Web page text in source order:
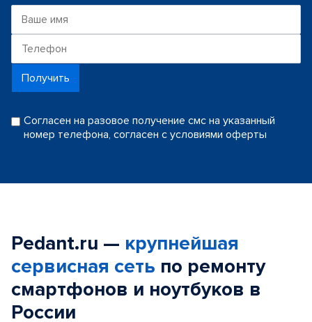
Получить
Согласен на разовое получение смс на указанный
номер телефона, согласен с условиями оферты
Pedant.ru — крупнейшая
сервисная сеть по ремонту
смартфонов и ноутбуков в
России